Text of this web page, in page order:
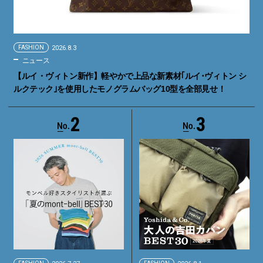
FASHION 2026.8.3
ニュース
【ルイ・ヴィトン新作】軽やかで上品な新素材｢ルイ･ヴィトン シ
ルクテック｣を使用したモノグラムバッグ10型を全部見せ！
2 3